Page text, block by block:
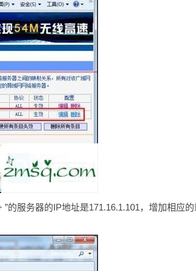
”的服务器的IP地址是171.16.1.101，增加相应